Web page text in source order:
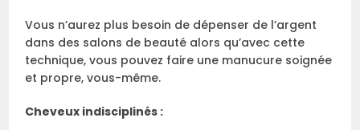
Vous n’aurez plus besoin de dépenser de l’argent
dans des salons de beauté alors qu’avec cette
technique, vous pouvez faire une manucure soignée
et propre, vous-même.
Cheveux indisciplinés :